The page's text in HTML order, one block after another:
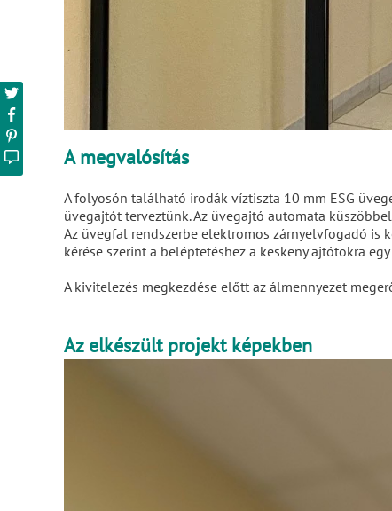
A megvalósítás
A folyosón található irodák víztiszta 10 mm ESG
üvegajtót terveztünk. Az üvegajtó automata
Az üvegfal rendszerbe elektromos zárnyelvfogadó
kérése szerint a beléptetéshez a keskeny ajtótokra
A kivitelezés megkezdése előtt az álmennyezet
Az elkészült projekt képekben